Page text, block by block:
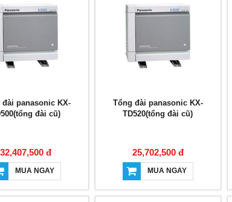
đài panasonic KX-
đài cũ)
32,407,500 đ
MUA NGAY
Tổng đài panasonic KX-
TD520(tổng đài cũ)
25,702,500 đ
MUA NGAY